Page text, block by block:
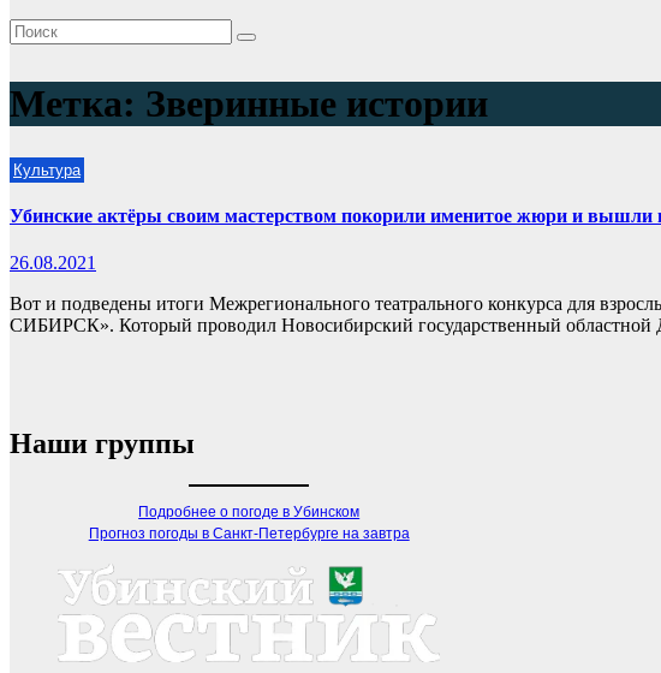
Метка: Зверинные истории
Культура
Убинские актёры своим мастерством покорили именитое жюри и вышли
26.08.2021
Вот и подведены итоги Межрегионального театрального конкурса для
СИБИРСК». Который проводил Новосибирский государственный
Наши группы
Подробнее о погоде в Убинском
Прогноз погоды в Санкт-Петербурге на завтра